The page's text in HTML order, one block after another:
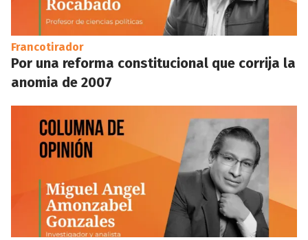
Francotirador
Por una reforma constitucional que corrija la
anomia de 2007